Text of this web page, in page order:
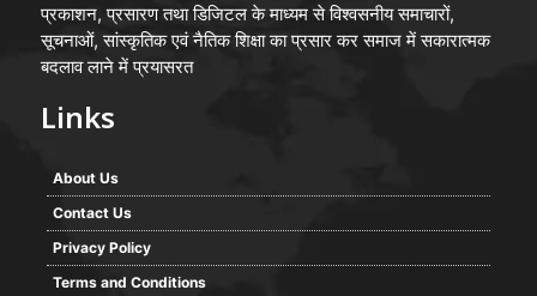
प्रकाशन, प्रसारण तथा डिजिटल के माध्यम से विश्वसनीय समाचारों,
सूचनाओं, सांस्कृतिक एवं नैतिक शिक्षा का प्रसार कर समाज में सकारात्मक
बदलाव लाने में प्रयासरत
Links
About Us
Contact Us
Privacy Policy
Terms and Conditions